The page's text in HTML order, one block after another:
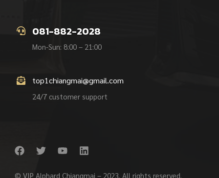
081-882-2028
Mon-Sun: 8:00 – 21:00
top1chiangmai@gmail.com
24/7 customer support
© VIP Alphard Chiangmai – 2023. All rights reserved.